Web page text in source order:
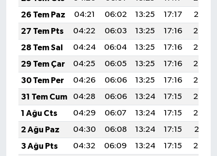
26 Tem Paz
04:21 06:02 13:25 17:17
20:37
27 Tem Pts
04:22 06:03 13:25 17:16
20:36
28 Tem Sal
04:24 06:04 13:25 17:16
20:35
29 Tem Çar
04:25 06:05 13:25 17:16
20:34
30 Tem Per
04:26 06:06 13:25 17:16
20:34
31 Tem Cum
04:28 06:06 13:24 17:15
20:33
1 Ağu Cts
04:29 06:07 13:24 17:15
20:32
2 Ağu Paz
04:30 06:08 13:24 17:15
20:31
3 Ağu Pts
04:32 06:09 13:24 17:15
20:30